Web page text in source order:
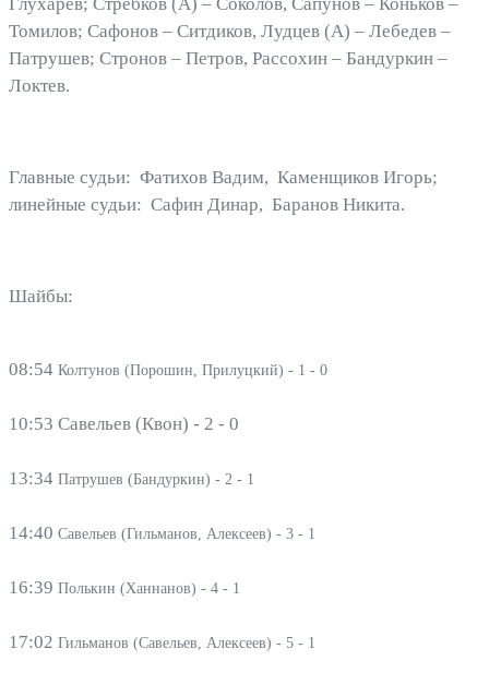
Томилов; Сафонов – Ситдиков, Лудцев (А) – Лебедев –
Патрушев; Стронов – Петров, Рассохин – Бандуркин –
Локтев.
Главные судьи: Фатихов Вадим, Каменщиков Игорь;
линейные судьи: Сафин Динар, Баранов Никита.
Шайбы:
08:54 Колтунов (Порошин, Прилуцкий) - 1 - 0
10:53 Савельев (Квон) - 2 - 0
13:34 Патрушев (Бандуркин) - 2 - 1
14:40 Савельев (Гильманов, Алексеев) - 3 - 1
16:39 Полькин (Ханнанов) - 4 - 1
17:02 Гильманов (Савельев, Алексеев) - 5 - 1